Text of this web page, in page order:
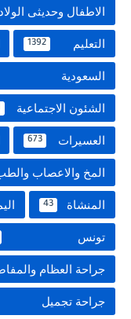
الاطفال وحديثى
التعليم 1392
السعودية
الشئون الاجتماعية
العسيرات 673
المخ والاعصاب
المنشاة 43
تونس
جراحة العظام
جراحة تجميل